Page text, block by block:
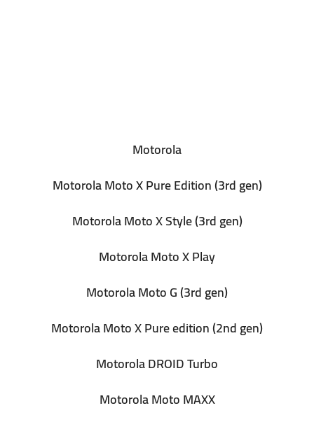
Motorola
Motorola Moto X Pure Edition (3rd gen)
Motorola Moto X Style (3rd gen)
Motorola Moto X Play
Motorola Moto G (3rd gen)
Motorola Moto X Pure edition (2nd gen)
Motorola DROID Turbo
Motorola Moto MAXX